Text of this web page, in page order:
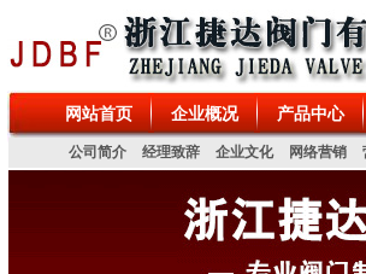
阀、疏水阀、减压阀、排泥阀、电磁阀、
网站首页 企业概况 产品中心
公司简介 经理致辞 企业文化 网络营销